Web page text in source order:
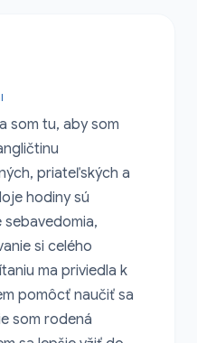
som tu, aby som
priateľských a
hodiny sú
sebavedomia,
si celého
ma priviedla k
pomôcť naučiť sa
som rodená